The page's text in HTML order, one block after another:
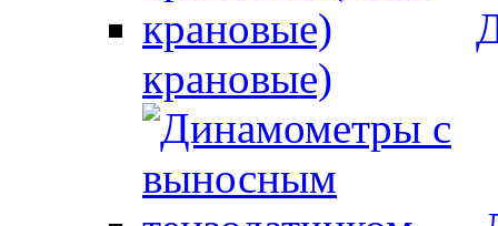
крановые)